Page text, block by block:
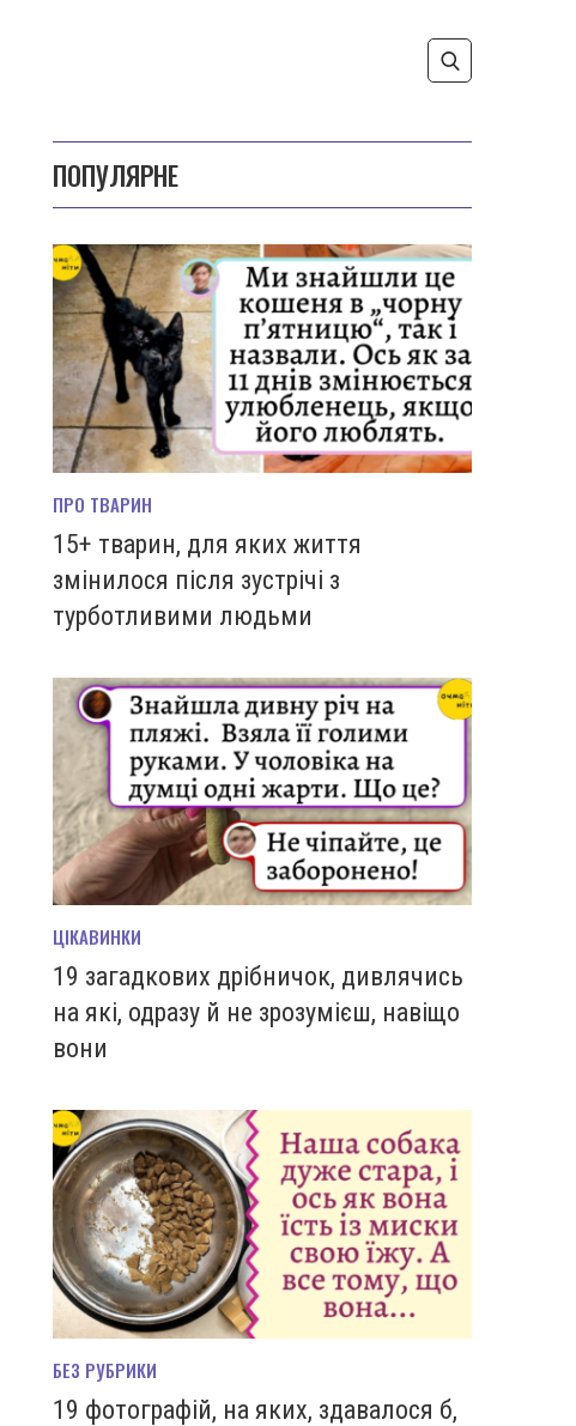
ПОПУЛЯРНЕ
ПРО ТВАРИН
15+ тварин, для яких життя
змінилося після зустрічі з
турботливими людьми
ЦІКАВИНКИ
19 загадкових дрібничок, дивлячись
на які, одразу й не зрозумієш, навіщо
вони
БЕЗ РУБРИКИ
19 фотографій, на яких, здавалося б,